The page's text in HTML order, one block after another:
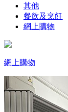
其他
餐飲及烹飪
網上購物
網上購物